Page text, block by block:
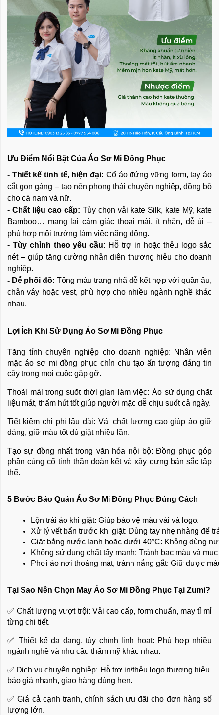
Ưu Điểm Nổi Bật Của Áo Sơ Mi Đồng Phục
- Thiết kế tinh tế, hiện đại: Cổ áo đứng vững form, tay áo
cắt gọn gàng – tạo nên phong thái chuyên nghiệp, đồng bộ
cho cả nam và nữ.
- Chất liệu cao cấp: Tùy chọn vải kate Silk, kate Mỹ, kate
Bamboo… mang lại cảm giác thoải mái, ít nhăn, dễ ủi –
phù hợp môi trường làm việc năng động.
- Tùy chỉnh theo yêu cầu: Hỗ trợ in hoặc thêu logo sắc
nét – giúp tăng cường nhận diện thương hiệu cho doanh
nghiệp.
- Dễ phối đồ: Tông màu trang nhã dễ kết hợp với quần âu,
chân váy hoặc vest, phù hợp cho nhiều ngành nghề khác
nhau.
Lợi Ích Khi Sử Dụng Áo Sơ Mi Đồng Phục
Tăng tính chuyên nghiệp cho doanh nghiệp: Nhân viên
mặc áo sơ mi đồng phục chỉn chu tạo ấn tượng đáng tin
cậy trong mọi cuộc gặp gỡ.
Thoải mái trong suốt thời gian làm việc: Áo sử dụng chất
liệu mát, thấm hút tốt giúp người mặc dễ chịu suốt cả ngày.
Tiết kiệm chi phí lâu dài: Vải chất lượng cao giúp áo giữ
dáng, giữ màu tốt dù giặt nhiều lần.
Tạo sự đồng nhất trong văn hóa nội bộ: Đồng phục góp
phần củng cố tinh thần đoàn kết và xây dựng bản sắc tập
thể.
5 Bước Bảo Quản Áo Sơ Mi Đồng Phục Đúng Cách
Lộn trái áo khi giặt: Giúp bảo vệ màu vải và logo.
Xử lý vết bẩn trước khi giặt: Dùng tay nhẹ nhàng để
Giặt bằng nước lạnh hoặc dưới 40°C: Không dùng
Không sử dụng chất tẩy mạnh: Tránh bạc màu và
Phơi áo nơi thoáng mát, tránh nắng gắt: Giữ được
Tại Sao Nên Chọn May Áo Sơ Mi Đồng Phục Tại Zumi?
✅ Chất lượng vượt trội: Vải cao cấp, form chuẩn, may tỉ mỉ
từng chi tiết.
✅ Thiết kế đa dạng, tùy chỉnh linh hoạt: Phù hợp nhiều
ngành nghề và nhu cầu thẩm mỹ khác nhau.
✅ Dịch vụ chuyên nghiệp: Hỗ trợ in/thêu logo thương hiệu,
báo giá nhanh, giao hàng đúng hẹn.
✅ Giá cả cạnh tranh, chính sách ưu đãi cho đơn hàng số
lượng lớn.